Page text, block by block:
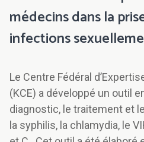
médecins dans la
infections
Le Centre Fédéral
(KCE) a développé un outil
diagnostic, le traitement et
la syphilis, la chlamydia, le